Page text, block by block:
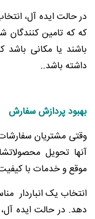
در حالت ایده آل،
که که تامین کنندگان
باشند یا مکانی باشد
داشته باشد..
بهبود پردازش سفارش
وقتی مشتریان
آنها تحویل
موقع و خدمات با
انتخاب یک انباردار
دهد. در حالت ایده